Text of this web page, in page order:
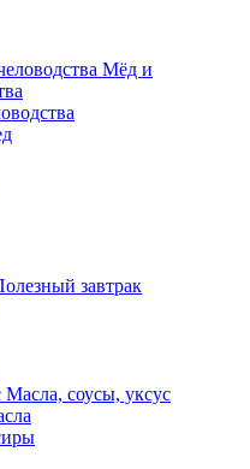
Мёд и
завтрак
Масла, соусы, уксус